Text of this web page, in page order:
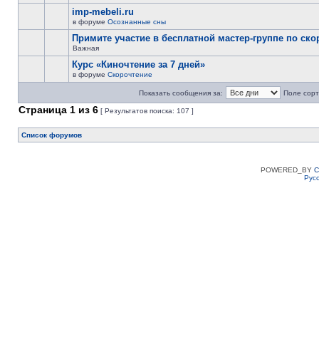
imp-mebeli.ru
в форуме Осознанные сны
Примите участие в бесплатной мастер-группе по
Важная
Курс «Киночтение за 7 дней»
в форуме Скорочтение
Показать сообщения за: Поле
Страница 1 из 6 [ Результатов поиска: 107 ]
Список форумов
POWERED_BY